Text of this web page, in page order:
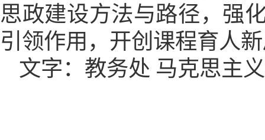
思政建设方法与路径，强
引领作用，开创课程育人
文字：教务处 马克思主